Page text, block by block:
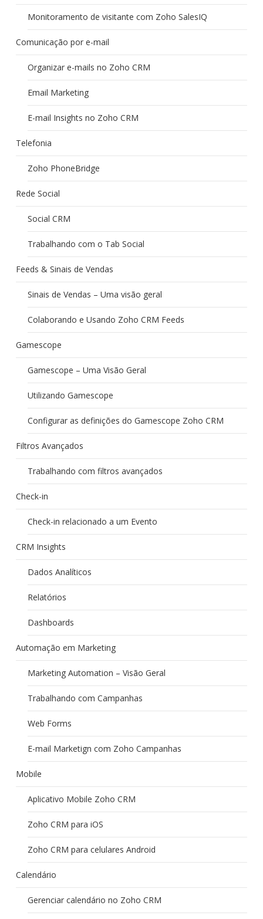
Monitoramento de visitante com Zoho SalesIQ
Comunicação por e-mail
Organizar e-mails no Zoho CRM
Email Marketing
E-mail Insights no Zoho CRM
Telefonia
Zoho PhoneBridge
Rede Social
Social CRM
Trabalhando com o Tab Social
Feeds & Sinais de Vendas
Sinais de Vendas – Uma visão geral
Colaborando e Usando Zoho CRM Feeds
Gamescope
Gamescope – Uma Visão Geral
Utilizando Gamescope
Configurar as definições do Gamescope Zoho CRM
Filtros Avançados
Trabalhando com filtros avançados
Check-in
Check-in relacionado a um Evento
CRM Insights
Dados Analíticos
Relatórios
Dashboards
Automação em Marketing
Marketing Automation – Visão Geral
Trabalhando com Campanhas
Web Forms
E-mail Marketign com Zoho Campanhas
Mobile
Aplicativo Mobile Zoho CRM
Zoho CRM para iOS
Zoho CRM para celulares Android
Calendário
Gerenciar calendário no Zoho CRM